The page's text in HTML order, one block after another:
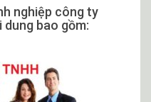
nghiệp công ty
dung bao gồm: